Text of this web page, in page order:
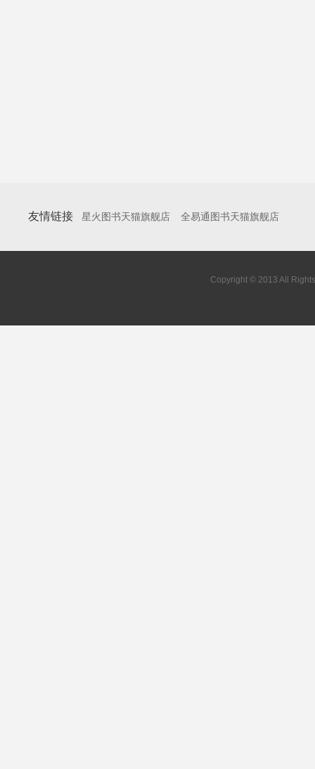
友情链接 星火图书天猫旗舰店 全易通图书天猫旗舰店
Copyright © 2013 All